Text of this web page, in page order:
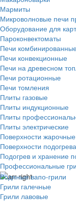
Мармиты
Микроволновые печи
Оборудование для
Пароконвектоматы
Печи
Печи конвекционные
Печи на древесном
Печи ротационные
Печи томления
Плиты газовые
Плиты индукционные
Плиты
Плиты электрические
Поверхности жарочные
Поверхности
Подогрев и хранение
Профессиональные
Водяные вапо-грили
Грили галечные
Грили лавовые